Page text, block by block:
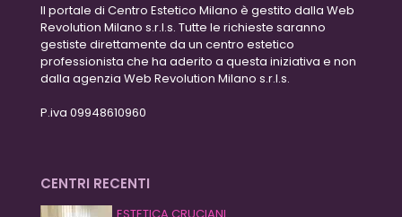
Il portale di Centro Estetico Milano è gestito dalla Web
Revolution Milano s.r.l.s. Tutte le richieste saranno
gestiste direttamente da un centro estetico
professionista che ha aderito a questa iniziativa e non
dalla agenzia Web Revolution Milano s.r.l.s.
P.iva 09948610960
CENTRI RECENTI